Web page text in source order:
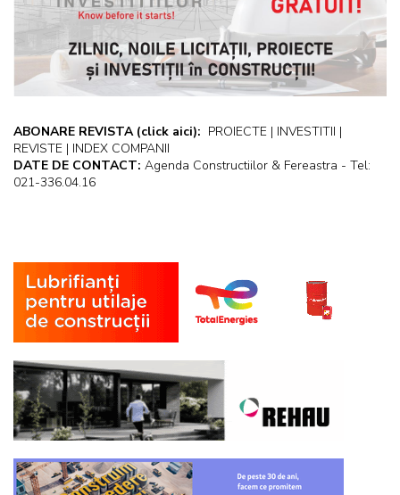
ABONARE REVISTA (click aici): PROIECTE | INVESTITII |
REVISTE | INDEX COMPANII
DATE DE CONTACT: Agenda Constructiilor & Fereastra - Tel:
021-336.04.16